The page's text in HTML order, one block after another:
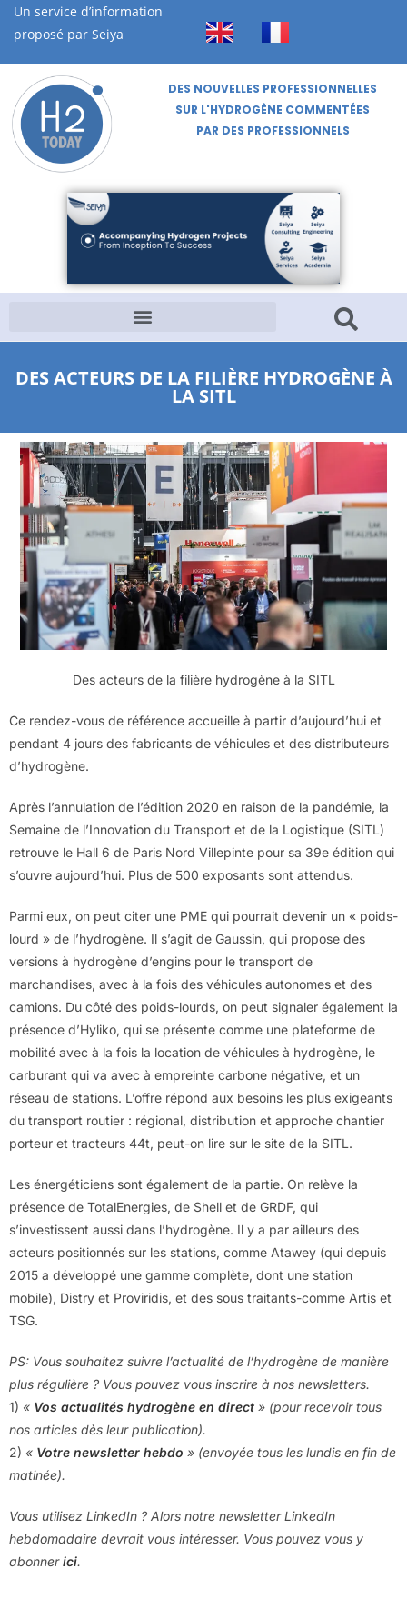
Un service d’information
proposé par Seiya
DES NOUVELLES PROFESSIONNELLES
SUR L'HYDROGÈNE COMMENTÉES
PAR DES PROFESSIONNELS
DES ACTEURS DE LA FILIÈRE HYDROGÈNE À
LA SITL
Des acteurs de la filière hydrogène à la SITL
Ce rendez-vous de référence accueille à partir d’aujourd’hui et
pendant 4 jours des fabricants de véhicules et des distributeurs
d’hydrogène.
Après l’annulation de l’édition 2020 en raison de la pandémie, la
Semaine de l’Innovation du Transport et de la Logistique (SITL)
retrouve le Hall 6 de Paris Nord Villepinte pour sa 39e édition qui
s’ouvre aujourd’hui. Plus de 500 exposants sont attendus.
Parmi eux, on peut citer une PME qui pourrait devenir un « poids-
lourd » de l’hydrogène. Il s’agit de Gaussin, qui propose des
versions à hydrogène d’engins pour le transport de
marchandises, avec à la fois des véhicules autonomes et des
camions. Du côté des poids-lourds, on peut signaler également la
présence d’Hyliko, qui se présente comme une plateforme de
mobilité avec à la fois la location de véhicules à hydrogène, le
carburant qui va avec à empreinte carbone négative, et un
réseau de stations. L’offre répond aux besoins les plus exigeants
du transport routier : régional, distribution et approche chantier
porteur et tracteurs 44t, peut-on lire sur le site de la SITL.
Les énergéticiens sont également de la partie. On relève la
présence de TotalEnergies, de Shell et de GRDF, qui
s’investissent aussi dans l’hydrogène. Il y a par ailleurs des
acteurs positionnés sur les stations, comme Atawey (qui depuis
2015 a développé une gamme complète, dont une station
mobile), Distry et Proviridis, et des sous traitants-comme Artis et
TSG.
PS: Vous souhaitez suivre l’actualité de l’hydrogène de manière
plus régulière ? Vous pouvez vous inscrire à nos newsletters.
1) « Vos actualités hydrogène en direct » (pour recevoir tous
nos articles dès leur publication).
2) « Votre newsletter hebdo » (envoyée tous les lundis en fin de
matinée).
Vous utilisez LinkedIn ? Alors notre newsletter LinkedIn
hebdomadaire devrait vous intéresser. Vous pouvez vous y
abonnerici.